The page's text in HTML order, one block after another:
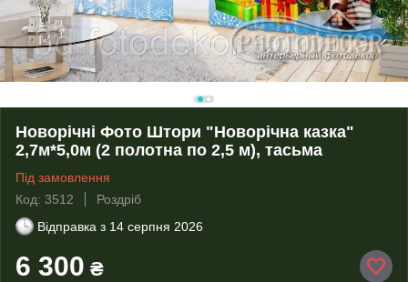
Новорічні Фото Штори "Новорічна казка"
2,7м*5,0м (2 полотна по 2,5 м), тасьма
Під замовлення
Код: 3512
Роздріб
Відправка з 14 серпня 2026
6 300 ₴